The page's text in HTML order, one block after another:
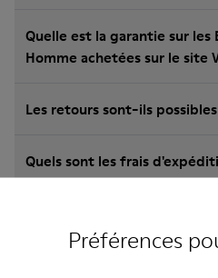
Préférences
Quelle est la garantie sur
Homme achetées sur le site
Les retours sont-ils
Quels sont les frais
Beiges pour Homme